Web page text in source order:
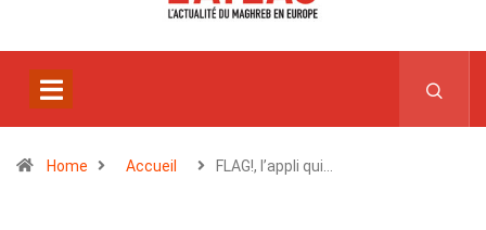
Home Accueil FLAG!, l’appli qui…